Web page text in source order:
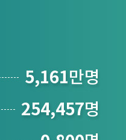
5,161만명
254,457명